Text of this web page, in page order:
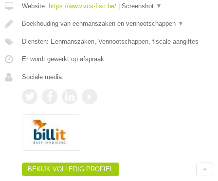
Website: https://www.vcs-fisc.be/ Screenshot ▼
Boekhouding van eenmanszaken en vennootschappen ▼
Diensten: Eenmanszaken, Vennootschappen, fiscale aangiftes
Er wordt gewerkt op afspraak.
Sociale media:
BEKIJK VOLLEDIG PROFIEL